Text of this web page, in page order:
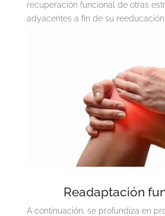
recuperación funcional de otras
adyacentes a fin de su reeducación.
Readaptación
A continuación, se profundiza en